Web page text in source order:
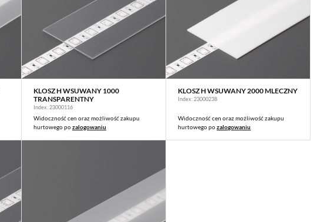
WIĘCEJ
KLOSZ H WSUWANY 1000
TRANSPARENTNY
Index: 23000116
Widoczność cen oraz możliwość zakupu
hurtowego pozalogowaniu
WIĘCEJ
KLOSZ H WSUWANY 2000 MLECZNY
Index: 23000238
Widoczność cen oraz możliwość zakupu
hurtowego pozalogowaniu